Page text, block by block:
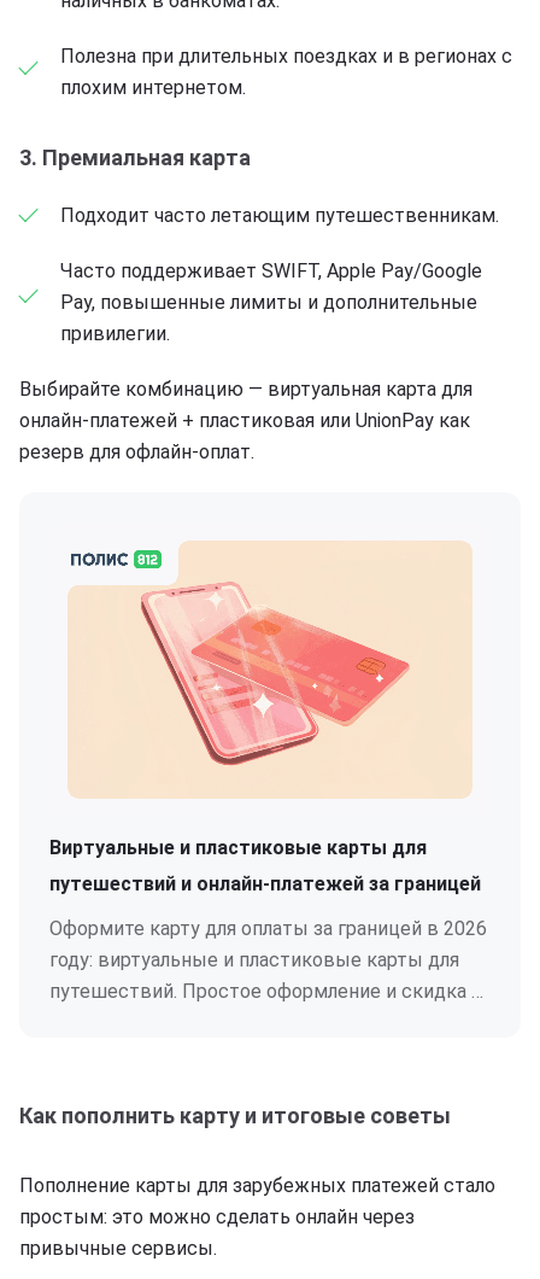
Полезна при длительных поездках и в регионах с
плохим интернетом.
3. Премиальная карта
Подходит часто летающим путешественникам.
Часто поддерживает SWIFT, Apple Pay/Google
Pay, повышенные лимиты и дополнительные
привилегии.
Выбирайте комбинацию — виртуальная карта для
онлайн-платежей + пластиковая или UnionPay как
резерв для офлайн-оплат.
Виртуальные и пластиковые карты для
путешествий и онлайн-платежей за границей
Оформите карту для оплаты за границей в 2026
году: виртуальные и пластиковые карты для
путешествий. Простое оформление и скидка 3
Как пополнить карту и итоговые советы
Пополнение карты для зарубежных платежей стало
простым: это можно сделать онлайн через
привычные сервисы.